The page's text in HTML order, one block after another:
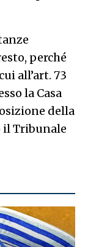
perché
all’art. 73
la Casa
della
il Tribunale